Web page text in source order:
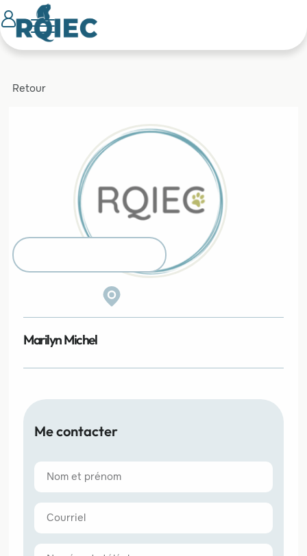
Retour
Marilyn Michel
Me contacter